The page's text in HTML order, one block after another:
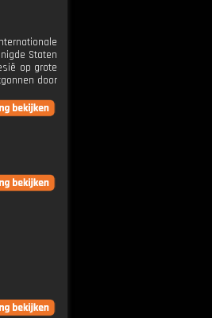
Staten
op grote
door